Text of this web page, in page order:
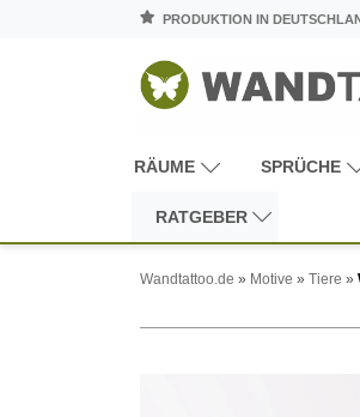
PRODUKTION IN
RÄUME SPRÜCHE
RATGEBER
Wandtattoo.de » Motive » Tiere »